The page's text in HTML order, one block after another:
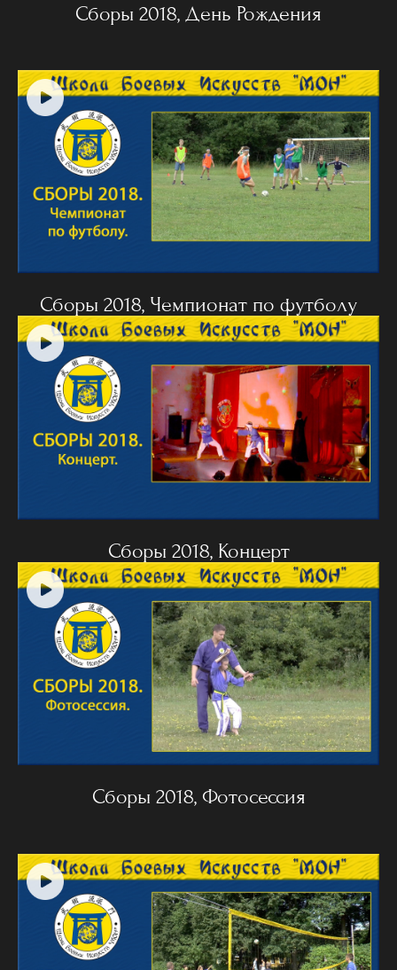
Сборы 2018, День Рождения
Сборы 2018, Чемпионат по футболу
Сборы 2018, Концерт
Сборы 2018, Фотосессия